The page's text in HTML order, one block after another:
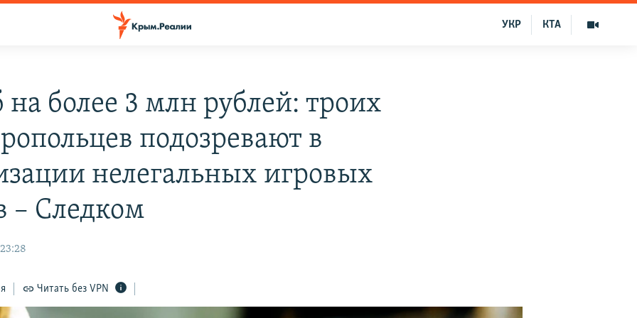
КТА
УКР
более 3 млн рублей: троих
подозревают в
нелегальных игровых
– Следком
Читать без VPN